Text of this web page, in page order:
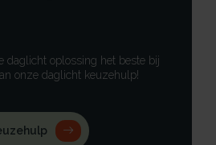
daglicht oplossing het beste bij
onze daglicht keuzehulp!